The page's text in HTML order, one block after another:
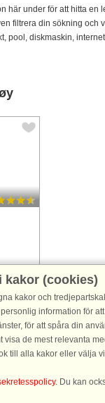
här under för att hitta en
filtrera din sökning och
pool, diskmaskin,
i
i
og
gir det
kakor (cookies)
kakor och
information för
för att spåra din
visa de mest relevanta
till alla kakor eller välja
. Du kan